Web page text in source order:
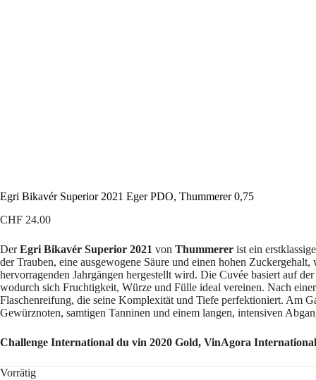
Egri Bikavér Superior 2021 Eger PDO, Thummerer 0,75
CHF 24.00
DerEgri Bikavér Superior 2021 von Thummerer ist ein
der Trauben, eine ausgewogene Säure und einen hohen
hervorragenden Jahrgängen hergestellt wird. Die Cuvée basiert auf
wodurch sich Fruchtigkeit, Würze und Fülle ideal vereinen. Nach
Flaschenreifung, die seine Komplexität und Tiefe perfektioniert. Am
Gewürznoten, samtigen Tanninen und einem langen, intensiven
Challenge International du vin 2020 Gold, VinAgora
Vorrätig